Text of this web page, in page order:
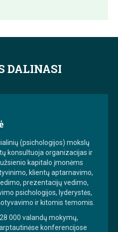
DALINASI
(psichologijos) mokslų
konsultuoja organizacijas ir
kapitalo įmonėms
klientų aptarnavimo,
prezentacijų vedimo,
psichologijos, lyderystės,
ir kitomis temomis.
000 valandų mokymų,
konferencijose